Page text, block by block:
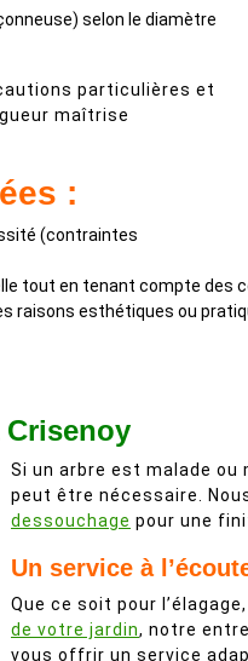
selon le diamètre
particulières et
maîtrise
:
(contraintes
tout en tenant compte des
raisons esthétiques ou
Crisenoy
Si un arbre est malade ou
peut être nécessaire.
dessouchage pour une
Un service à
Que ce soit pour
de votre jardin, notre
vous offrir un service